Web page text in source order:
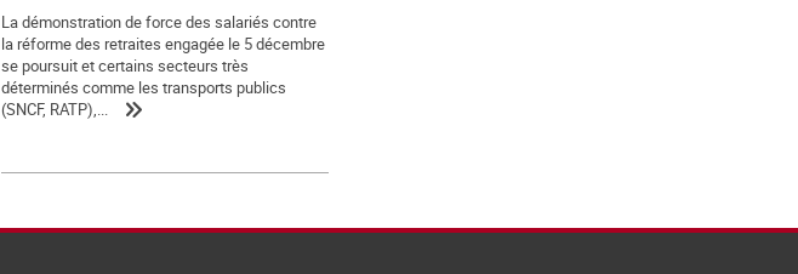
La démonstration de force des salariés contre
la réforme des retraites engagée le 5 décembre
se poursuit et certains secteurs très
déterminés comme les transports publics
(SNCF, RATP),...